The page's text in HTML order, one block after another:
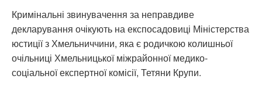
Кримінальні звинувачення за неправдиве
декларування очікують на експосадовиці Міністерства
юстиції з Хмельниччини, яка є родичкою колишньої
очільниці Хмельницької міжрайонної медико-
соціальної експертної комісії, Тетяни Крупи.